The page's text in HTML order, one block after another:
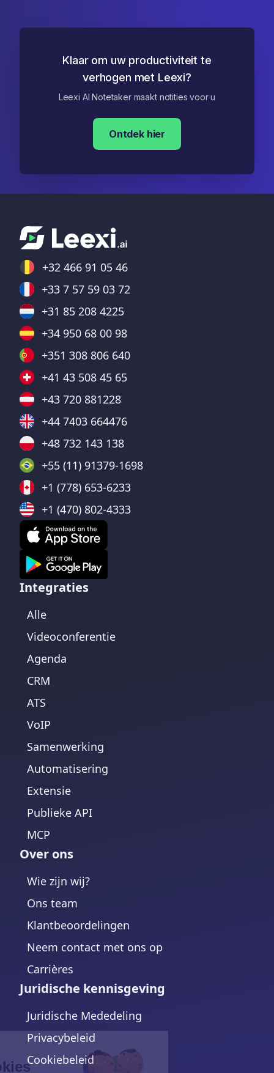
Continue without consent
We're the cookies
Klaar om uw productiviteit te
verhogen met Leexi?
Leexi AI Notetaker maakt notities voor u
Ontdek hier
+32 466 91 05 46
+33 7 57 59 03 72
+31 85 208 4225
+34 950 68 00 98
+351 308 806 640
+41 43 508 45 65
+43 720 881228
+44 7403 664476
+48 732 143 138
+55 (11) 91379-1698
+1 (778) 653-6233
+1 (470) 802-4333
Integraties
Alle
Videoconferentie
Agenda
CRM
ATS
VoIP
Samenwerking
Automatisering
Extensie
Publieke API
MCP
Over ons
Wie zijn wij?
Ons team
Klantbeoordelingen
Neem contact met ons op
Carrières
Juridische kennisgeving
Juridische Mededeling
Privacybeleid
Cookiebeleid